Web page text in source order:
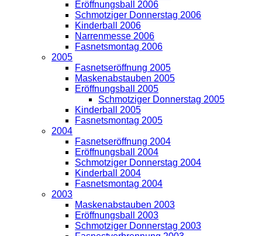
Eröffnungsball 2006
Schmotziger Donnerstag 2006
Kinderball 2006
Narrenmesse 2006
Fasnetsmontag 2006
2005
Fasnetseröffnung 2005
Maskenabstauben 2005
Eröffnungsball 2005
Schmotziger Donnerstag 2005
Kinderball 2005
Fasnetsmontag 2005
2004
Fasnetseröffnung 2004
Eröffnungsball 2004
Schmotziger Donnerstag 2004
Kinderball 2004
Fasnetsmontag 2004
2003
Maskenabstauben 2003
Eröffnungsball 2003
Schmotziger Donnerstag 2003